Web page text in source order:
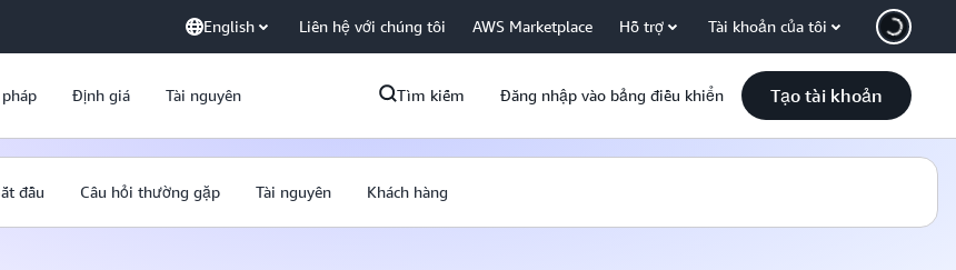
English Liên hệ với chúng tôi AWS Marketplace Hỗ trợ Tài khoản của tôi
Định giá Tài nguyên Tìm kiếm Đăng nhập vào bảng điều khiển Tạo tài khoản
đầu Câu hỏi thường gặp Tài nguyên Khách hàng